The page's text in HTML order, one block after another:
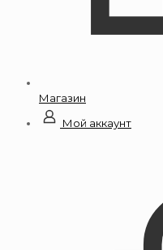
Магазин
Мой аккаунт